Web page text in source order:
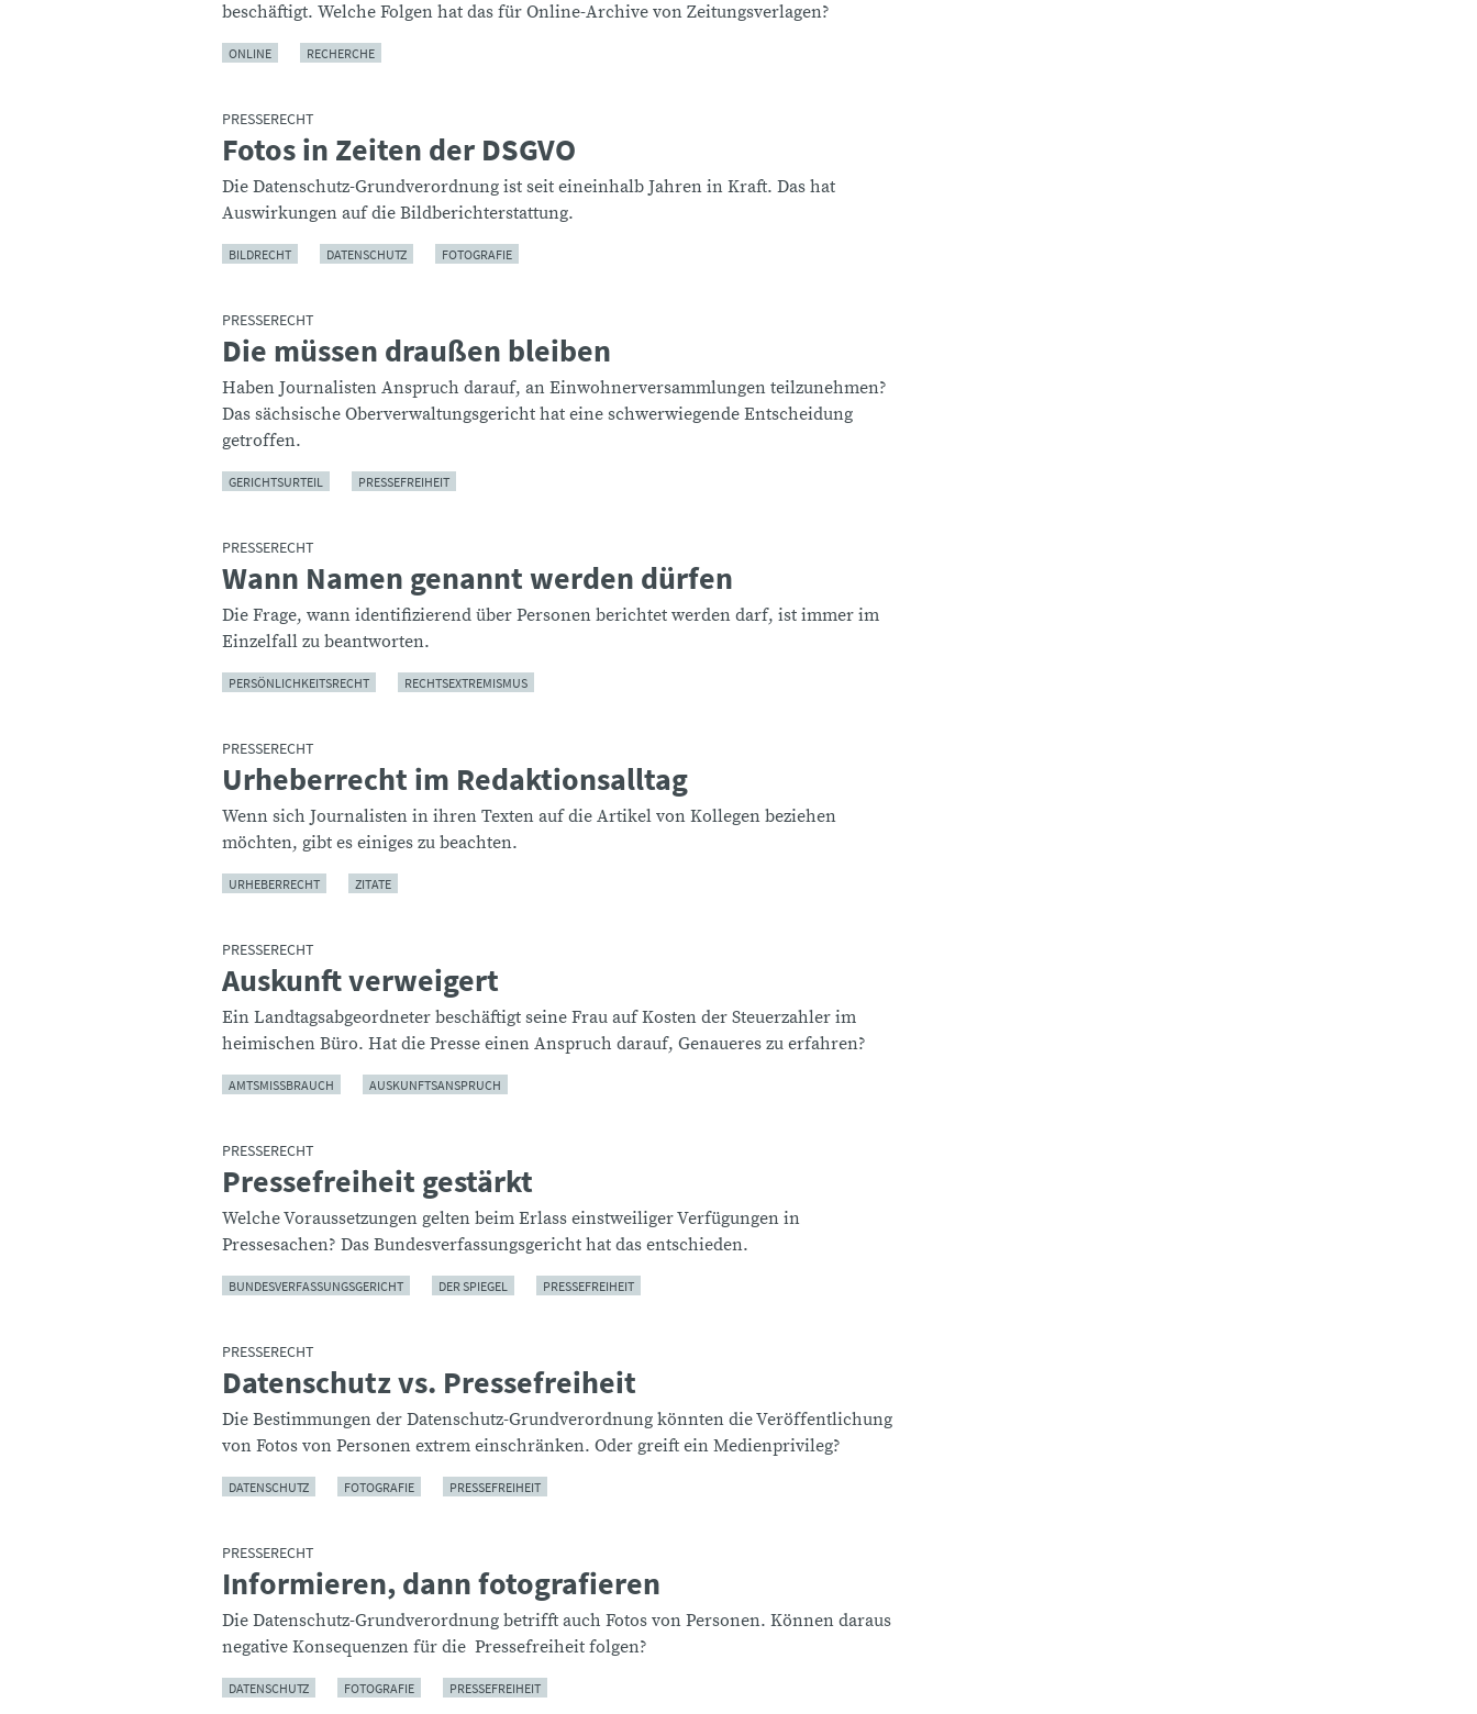
beschäftigt. Welche Folgen hat das für Online-Archive von Zeitungsverlagen?
ONLINE RECHERCHE
PRESSERECHT
:Fotos in Zeiten der DSGVO
Die Datenschutz-Grundverordnung ist seit eineinhalb Jahren in Kraft. Das hat
Auswirkungen auf die Bildberichterstattung.
BILDRECHT DATENSCHUTZ FOTOGRAFIE
PRESSERECHT
:Die müssen draußen bleiben
Haben Journalisten Anspruch darauf, an Einwohnerversammlungen teilzunehmen?
Das sächsische Oberverwaltungsgericht hat eine schwerwiegende Entscheidung
getroffen.
GERICHTSURTEIL PRESSEFREIHEIT
PRESSERECHT
:Wann Namen genannt werden dürfen
Die Frage, wann identifizierend über Personen berichtet werden darf, ist immer im
Einzelfall zu beantworten.
PERSÖNLICHKEITSRECHT RECHTSEXTREMISMUS
PRESSERECHT
:Urheberrecht im Redaktionsalltag
Wenn sich Journalisten in ihren Texten auf die Artikel von Kollegen beziehen
möchten, gibt es einiges zu beachten.
URHEBERRECHT ZITATE
PRESSERECHT
:
Auskunft verweigert
Ein Landtagsabgeordneter beschäftigt seine Frau auf Kosten der Steuerzahler im
heimischen Büro. Hat die Presse einen Anspruch darauf, Genaueres zu erfahren?
AMTSMISSBRAUCH AUSKUNFTSANSPRUCH
PRESSERECHT
:Pressefreiheit gestärkt
Welche Voraussetzungen gelten beim Erlass einstweiliger Verfügungen in
Pressesachen? Das Bundesverfassungsgericht hat das entschieden.
BUNDESVERFASSUNGSGERICHT DER SPIEGEL PRESSEFREIHEIT
PRESSERECHT
:Datenschutz vs. Pressefreiheit
Die Bestimmungen der Datenschutz-Grundverordnung könnten die Veröffentlichung
von Fotos von Personen extrem einschränken. Oder greift ein Medienprivileg?
DATENSCHUTZ FOTOGRAFIE PRESSEFREIHEIT
PRESSERECHT
:Informieren, dann fotografieren
Die Datenschutz-Grundverordnung betrifft auch Fotos von Personen. Können daraus
negative Konsequenzen für die Pressefreiheit folgen?
DATENSCHUTZ FOTOGRAFIE PRESSEFREIHEIT